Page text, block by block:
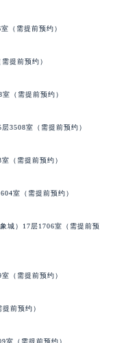
（需提前预约）
提前预约）
（需提前预约）
3508室（需提前预约）
（需提前预约）
室（需提前预约）
城）17层1706室（需提前预
（需提前预约）
前预约）
室（需提前预约）